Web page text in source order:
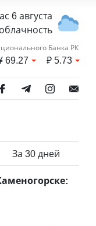
6 августа
Банка РК
69.27 ₽5.73
За 30 дней